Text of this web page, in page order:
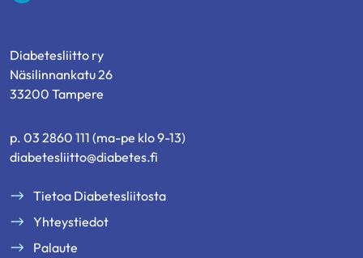
Diabetesliitto ry
Näsilinnankatu 26
33200 Tampere
p. 03 2860 111 (ma-pe klo 9-13)
diabetesliitto@diabetes.fi
Tietoa Diabetesliitosta
Yhteystiedot
Palaute